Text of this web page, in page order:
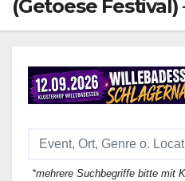
(Getoese Festival)
*mehrere Suchbegriffe bitte mit